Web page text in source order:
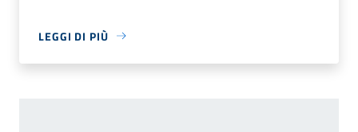
LEGGI DI PIÙ